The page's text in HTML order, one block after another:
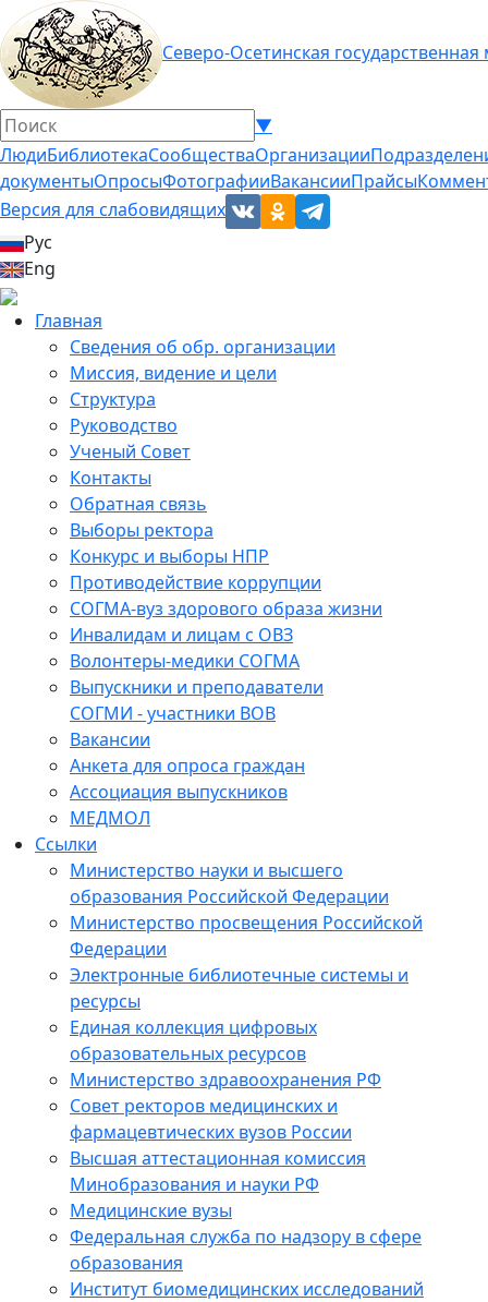
Северо-Осетинская
▼
ЛюдиБиблиотекаСообществаОрганизации
документыОпросыФотографииВакансииПрайсы
Версия для слабовидящих
Рус
Eng
Главная
Сведения об обр. организации
Миссия, видение и цели
Структура
Руководство
Ученый Совет
Контакты
Обратная связь
Выборы ректора
Конкурс и выборы НПР
Противодействие коррупции
СОГМА-вуз здорового образа жизни
Инвалидам и лицам с ОВЗ
Волонтеры-медики СОГМА
Выпускники и преподаватели
СОГМИ - участники ВОВ
Вакансии
Анкета для опроса граждан
Ассоциация выпускников
МЕДМОЛ
Ссылки
Министерство науки и высшего
образования Российской Федерации
Министерство просвещения Российской
Федерации
Электронные библиотечные системы и
ресурсы
Единая коллекция цифровых
образовательных ресурсов
Министерство здравоохранения РФ
Совет ректоров медицинских и
фармацевтических вузов России
Высшая аттестационная комиссия
Минобразования и науки РФ
Медицинские вузы
Федеральная служба по надзору в сфере
образования
Институт биомедицинских исследований